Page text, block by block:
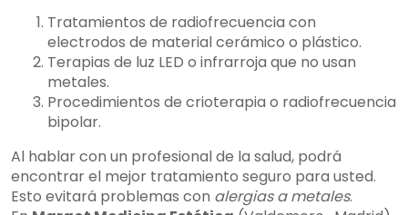
Tratamientos de radiofrecuencia con
electrodos de material cerámico o plástico.
Terapias de luz LED o infrarroja que no usan
metales.
Procedimientos de crioterapia o radiofrecuencia
bipolar.
Al hablar con un profesional de la salud, podrá
encontrar el mejor tratamiento seguro para usted.
Esto evitará problemas con alergias a metales.